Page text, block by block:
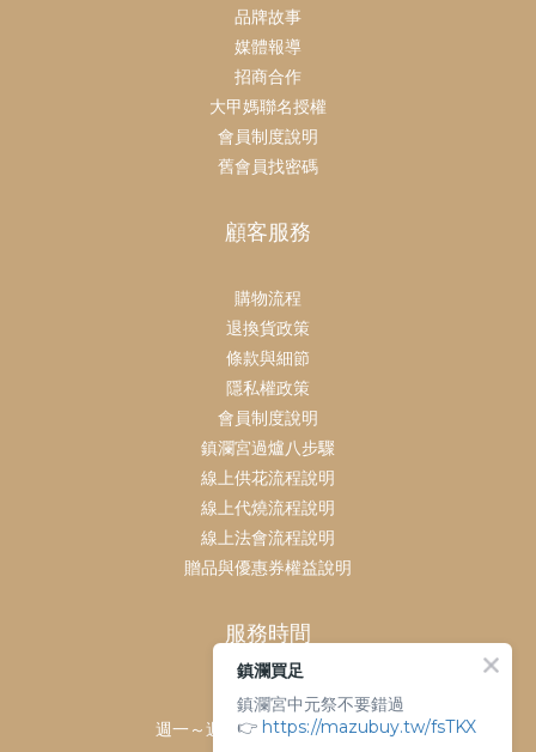
品牌故事
媒體報導
招商合作
大甲媽聯名授權
會員制度說明
舊會員找密碼
顧客服務
購物流程
退換貨政策
條款與細節
隱私權政策
會員制度說明
鎮瀾宮過爐八步驟
線上供花流程說明
線上代燒流程說明
線上法會流程說明
贈品與優惠券權益說明
服務時間
客服時間：
週一～週日 上午9點～下午6點
鎮瀾買足
鎮瀾宮中元祭不要錯過
👉 https://mazubuy.tw/fsTKX